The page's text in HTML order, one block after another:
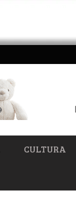
CULTURA